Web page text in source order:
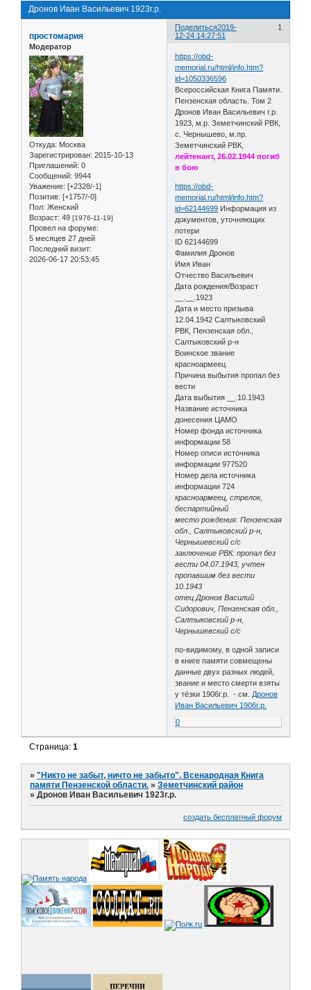
Дронов Иван Васильевич 1923г.р.
Поделиться 1
2019-
12-24 14:27:51
простомария
Модератор
Откуда: Москва
Зарегистрирован: 2015-10-13
Приглашений: 0
Сообщений: 9944
Уважение: [+2328/-1]
Позитив: [+1757/-0]
Пол: Женский
Возраст: 49 [1976-11-19]
Провел на форуме:
5 месяцев 27 дней
Последний визит:
2026-06-17 20:53:45
https://obd-
memorial.ru/html/info.htm?
id=1050336596
Всероссийская Книга Памяти.
Пензенская область. Том 2
Дронов Иван Васильевич г.р.
1923, м.р. Земетчинский РВК,
с. Чернышево, м.пр.
Земетчинский РВК,
лейтенант, 26.02.1944 погиб
в бою
https://obd-
memorial.ru/html/info.htm?
id=62144699 Информация из
документов, уточняющих
потери
ID 62144699
Фамилия Дронов
Имя Иван
Отчество Васильевич
Дата рождения/Возраст
__.__.1923
Дата и место призыва
12.04.1942 Салтыковский
РВК, Пензенская обл.,
Салтыковский р-н
Воинское звание
красноармеец
Причина выбытия пропал без
вести
Дата выбытия __.10.1943
Название источника
донесения ЦАМО
Номер фонда источника
информации 58
Номер описи источника
информации 977520
Номер дела источника
информации 724
красноармеец, стрелок,
беспартийный
место рождения: Пензенская
обл., Салтыковский р-н,
Чернышевский с/с
заключение РВК: пропал без
вести 04.07.1943, учтен
пропавшим без вести
10.1943
отец Дронов Василий
Сидорович, Пензенская обл.,
Салтыковский р-н,
Чернышевский с/с
по-видимому, в одной записи
в книге памяти совмещены
данные двух разных людей,
звание и место смерти взяты
у тёзки 1906г.р. - см. Дронов
Иван Васильевич 1906г.р.
0
Страница:1
»"Никто не забыт, ничто не забыто". Всенародная Книга
памяти Пензенской области. »Земетчинский район
»Дронов Иван Васильевич 1923г.р.
создать бесплатный форум